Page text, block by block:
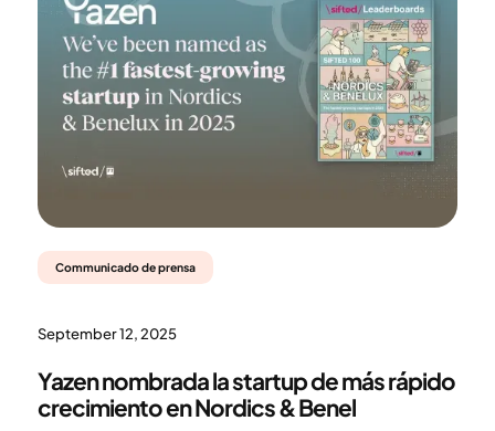
Communicado de prensa
September 12, 2025
Yazen nombrada la startup de más rápido
crecimiento en Nordics & Benel